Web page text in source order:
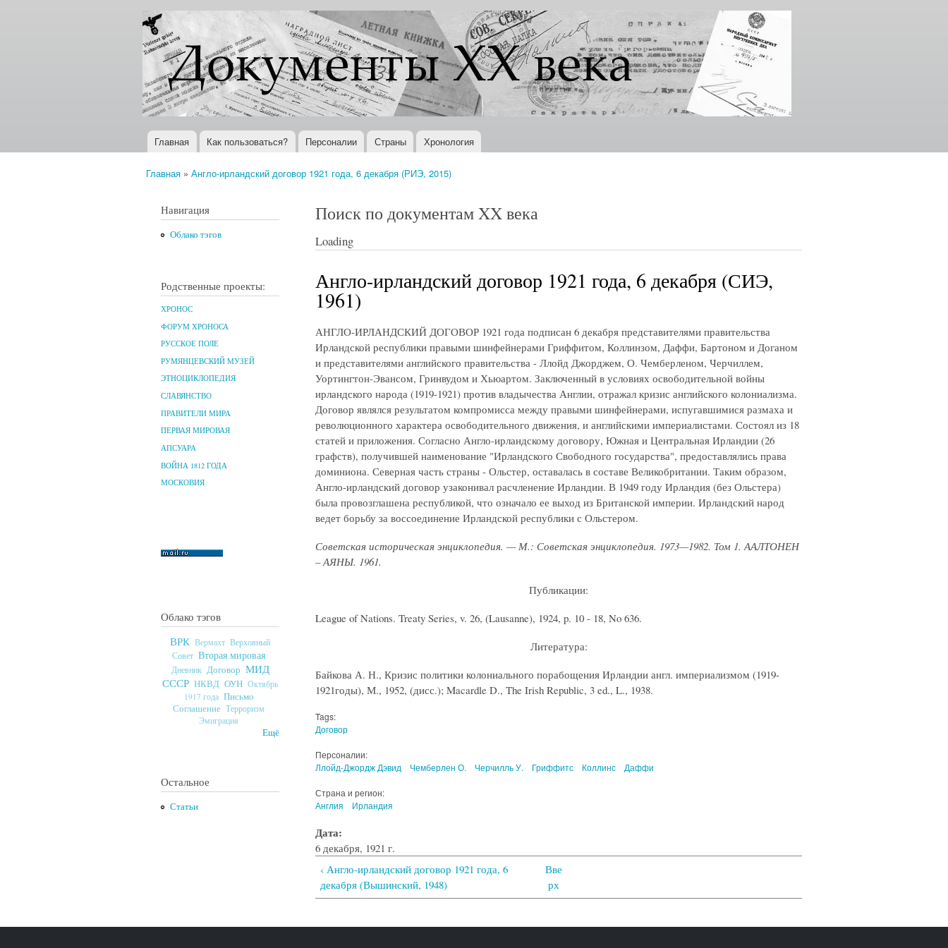
Перейти к
основному
содержанию
Документы
XX века
Всемирная
история в
Интернете
Главное меню
Главная Как пользоваться? Персоналии Страны Хронология
Главная » Англо-ирландский договор 1921 года, 6 декабря (РИЭ, 2015)
Навигация
Облако тэгов
Родственные проекты:
ХРОНОС
ФОРУМ ХРОНОСА
РУССКОЕ ПОЛЕ
РУМЯНЦЕВСКИЙ МУЗЕЙ
ЭТНОЦИКЛОПЕДИЯ
СЛАВЯНСТВО
ПРАВИТЕЛИ МИРА
ПЕРВАЯ МИРОВАЯ
АПСУАРА
ВОЙНА 1812 ГОДА
МОСКОВИЯ
Облако тэгов
ВРК Вермахт Верховный
Совет Вторая мировая
Дневник Договор МИД
СССР НКВД ОУН Октябрь
1917 года Письмо
Соглашение Терроризм
Эмиграция
Ещё
Остальное
Статьи
Поиск по документам XX века
Loading
Англо-ирландский договор 1921 года, 6 декабря (СИЭ,
1961)
АНГЛО-ИРЛАНДСКИЙ ДОГОВОР 1921 года подписан 6 декабря представителями правительства
Ирландской республики правыми шинфейнерами Гриффитом, Коллинзом, Даффи, Бартоном и Доганом
и представителями английского правительства - Ллойд Джорджем, О. Чемберленом, Черчиллем,
Уортингтон-Эвансом, Гринвудом и Хьюартом. Заключенный в условиях освободительной войны
ирландского народа (1919-1921) против владычества Англии, отражал кризис английского колониализма.
Договор являлся результатом компромисса между правыми шинфейнерами, испугавшимися размаха и
революционного характера освободительного движения, и английскими империалистами. Состоял из 18
статей и приложения. Согласно Англо-ирландскому договору, Южная и Центральная Ирландии (26
графств), получившей наименование "Ирландского Свободного государства", предоставлялись права
доминиона. Северная часть страны - Ольстер, оставалась в составе Великобритании. Таким образом,
Англо-ирландский договор узаконивал расчленение Ирландии. В 1949 году Ирландия (без Ольстера)
была провозглашена республикой, что означало ее выход из Британской империи. Ирландский народ
ведет борьбу за воссоединение Ирландской республики с Ольстером.
Советская историческая энциклопедия. — М.: Советская энциклопедия. 1973—1982. Том 1. ААЛТОНЕН
– АЯНЫ. 1961.
Публикации:
League of Nations. Treaty Series, v. 26, (Lausanne), 1924, p. 10 - 18, No 636.
Литература:
Байкова А. Н., Кризис политики колониального порабощения Ирландии англ. империализмом (1919-
1921годы), М., 1952, (дисс.); Macardle D., The Irish Republic, 3 ed., L., 1938.
Tags:
Договор
Персоналии:
Ллойд-Джордж Дэвид
Чемберлен О. Черчилль У. Гриффитс Коллинс Даффи
Страна и регион:
Англия
Ирландия
Дата:
6 декабря, 1921 г.
‹ Англо-ирландский договор 1921 года, 6
декабря (Вышинский, 1948)
Вве
рх